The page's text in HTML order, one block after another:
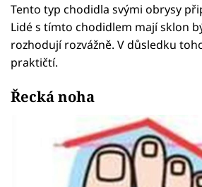
Tento typ chodidla svými obrysy
Lidé s tímto chodidlem mají sklon
rozhodují rozvážně. V důsledku
praktičtí.
Řecká noha